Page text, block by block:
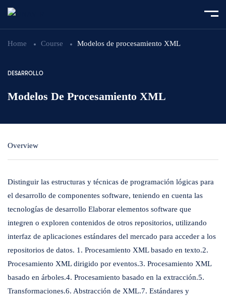
Home Course Modelos de procesamiento XML
DESARROLLO
Modelos De Procesamiento XML
Overview
Distinguir las estructuras y técnicas de programación lógicas para
el desarrollo de componentes software, teniendo en cuenta las
tecnologías de desarrollo Elaborar elementos software que
integren o exploren contenidos de otros repositorios, utilizando
interfaz de aplicaciones estándares del mercado para acceder a los
repositorios de datos. 1. Procesamiento XML basado en texto.2.
Procesamiento XML dirigido por eventos.3. Procesamiento XML
basado en árboles.4. Procesamiento basado en la extracción.5.
Transformaciones.6. Abstracción de XML.7. Estándares y